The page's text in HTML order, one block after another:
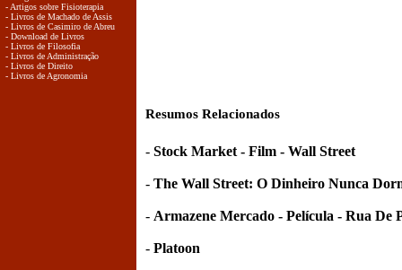
- Artigos sobre Fisioterapia
- Livros de Machado de Assis
- Livros de Casimiro de Abreu
- Download de Livros
- Livros de Filosofia
- Livros de Administração
- Livros de Direito
- Livros de Agronomia
Resumos Relacionados
- Stock Market - Film - Wall Street
- The Wall Street: O Dinheiro Nunca
- Armazene Mercado - Película - Rua De
- Platoon